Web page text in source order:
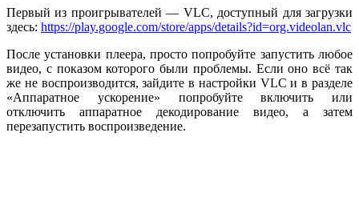
Первый из проигрывателей — VLC, доступный для загрузки
здесь: https://play.google.com/store/apps/details?id=org.videolan.vlc
После установки плеера, просто попробуйте запустить любое
видео, с показом которого были проблемы. Если оно всё так
же не воспроизводится, зайдите в настройки VLC и в разделе
«Аппаратное ускорение» попробуйте включить или
отключить аппаратное декодирование видео, а затем
перезапустить воспроизведение.